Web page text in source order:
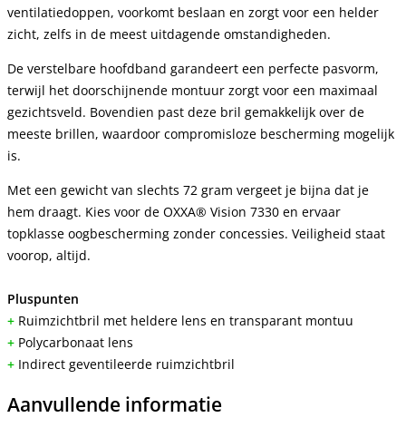
ventilatiedoppen, voorkomt beslaan en zorgt voor een helder
zicht, zelfs in de meest uitdagende omstandigheden.
De verstelbare hoofdband garandeert een perfecte pasvorm,
terwijl het doorschijnende montuur zorgt voor een maximaal
gezichtsveld. Bovendien past deze bril gemakkelijk over de
meeste brillen, waardoor compromisloze bescherming mogelijk
is.
Met een gewicht van slechts 72 gram vergeet je bijna dat je
hem draagt. Kies voor de OXXA® Vision 7330 en ervaar
topklasse oogbescherming zonder concessies. Veiligheid staat
voorop, altijd.
Pluspunten
+ Ruimzichtbril met heldere lens en transparant montuu
+ Polycarbonaat lens
+ Indirect geventileerde ruimzichtbril
Aanvullende informatie